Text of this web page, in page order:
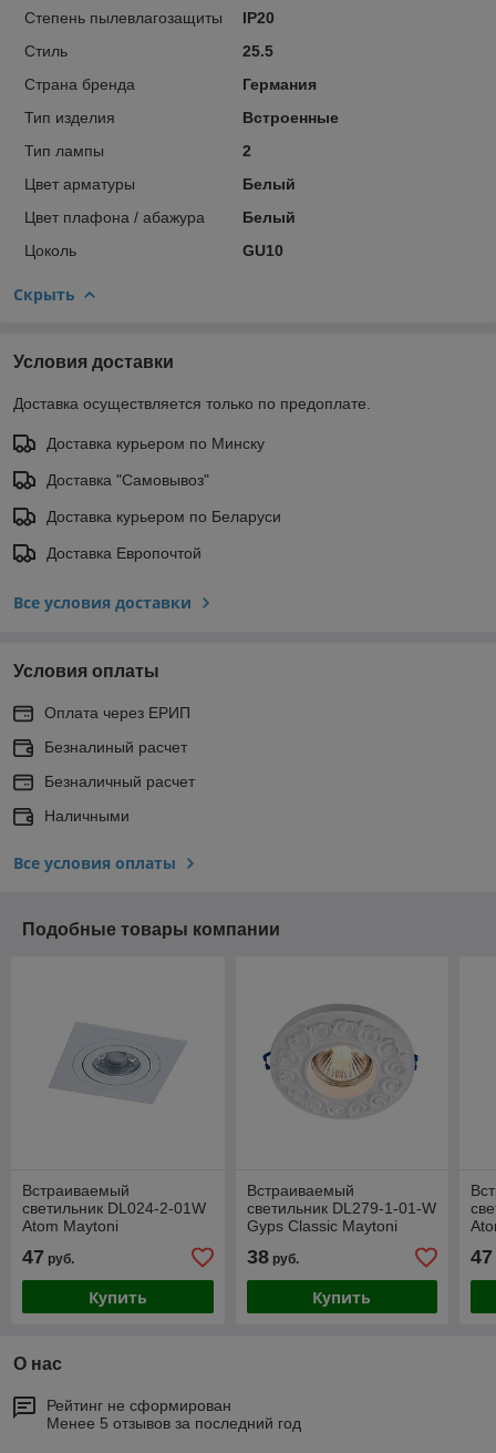
Степень пылевлагозащиты
IP20
Стиль
25.5
Страна бренда
Германия
Тип изделия
Встроенные
Тип лампы
2
Цвет арматуры
Белый
Цвет плафона / абажура
Белый
Цоколь
GU10
Скрыть
Условия доставки
Доставка осуществляется только по предоплате.
Доставка курьером по Минску
Доставка "Самовывоз"
Доставка курьером по Беларуси
Доставка Европочтой
Все условия доставки
Условия оплаты
Оплата через ЕРИП
Безналиный расчет
Безналичный расчет
Наличными
Все условия оплаты
Подобные товары компании
Встраиваемый
светильник DL024-2-01W
Atom Maytoni
47 руб.
Купить
Встраиваемый
светильник DL279-1-01-W
Gyps Classic Maytoni
38руб.
Купить
47
О нас
Рейтинг не сформирован
Менее 5 отзывов за последний год